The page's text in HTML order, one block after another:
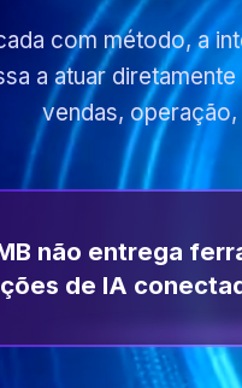
com método, a
a atuar
vendas,
não entrega
de IA